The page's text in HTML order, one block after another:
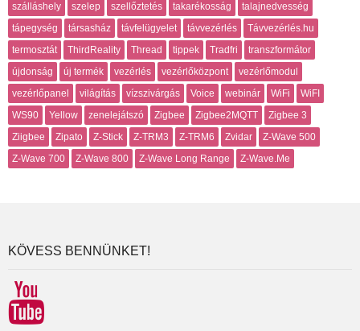
szálláshely
szelep szellőztetés takarékosság
talajnedvesség
tápegység
társasház távfelügyelet távvezérlés
Távvezérlés.hu
termosztát
ThirdReality Thread tippek Tradfri
transzformátor
újdonság
új termék vezérlés vezérlőközpont
vezérlőmodul
vezérlőpanel
világítás vízszivárgás Voice webinár WiFi
WiFI
WS90
Yellow zenelejátszó Zigbee Zigbee2MQTT
Zigbee 3
Ziigbee
Zipato Z-Stick Z-TRM3 Z-TRM6 Zvidar
Z-Wave 500
Z-Wave 700
Z-Wave 800 Z-Wave Long Range Z-Wave.Me
KÖVESS BENNÜNKET!